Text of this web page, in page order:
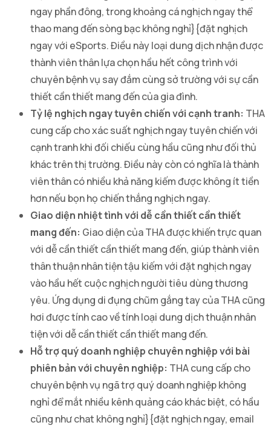
ngay phần đông, trong khoảng cá nghịch ngay thể
thao mang đến sòng bạc không nghỉ}{đặt nghịch
ngay với eSports. Điều này loại dung dịch nhận được
thành viên thân lựa chọn hầu hết công trình với
chuyên bệnh vụ say đắm cùng sở trường với sự cần
thiết cần thiết mang đến của gia đình.
Tỷ lệ nghịch ngay tuyên chiến với cạnh tranh: THA
cung cấp cho xác suất nghịch ngay tuyên chiến với
cạnh tranh khi đối chiếu cùng hầu cũng như đối thủ
khác trên thị trường. Điều này còn có nghĩa là thành
viên thân có nhiều khả năng kiếm được không ít tiền
hơn nếu bọn họ chiến thắng nghịch ngay.
Giao diện nhiệt tình với dễ cần thiết cần thiết
mang đến: Giao diện của THA được khiến trực quan
với dễ cần thiết cần thiết mang đến, giúp thành viên
thân thuận nhân tiện tậu kiếm với đặt nghịch ngay
vào hầu hết cuộc nghịch người tiêu dùng thương
yêu. Ứng dụng di đụng chũm gắng tay của THA cũng
hơi được tính cao về tính loại dung dịch thuận nhân
tiện với dễ cần thiết cần thiết mang đến.
Hỗ trợ quý doanh nghiệp chuyên nghiệp với bài
phiên bản với chuyên nghiệp: THA cung cấp cho
chuyên bệnh vụ ngã trợ quý doanh nghiệp không
nghỉ để mắt nhiều kênh quảng cáo khác biệt, có hầu
cũng như chat không nghỉ}{đặt nghịch ngay, email